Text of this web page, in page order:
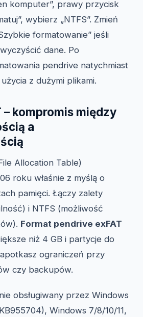
komputer”, prawy przycisk
wybierz „NTFS”. Zmień
formatowanie” jeśli
dane. Po
pendrive natychmiast
z dużymi plikami.
– kompromis między
a
Allocation Table)
roku właśnie z myślą o
pamięci. Łączy zalety
i NTFS (możliwość
Format pendrive exFAT
niż 4 GB i partycje do
ograniczeń przy
czy backupów.
obsługiwany przez Windows
Windows 7/8/10/11,